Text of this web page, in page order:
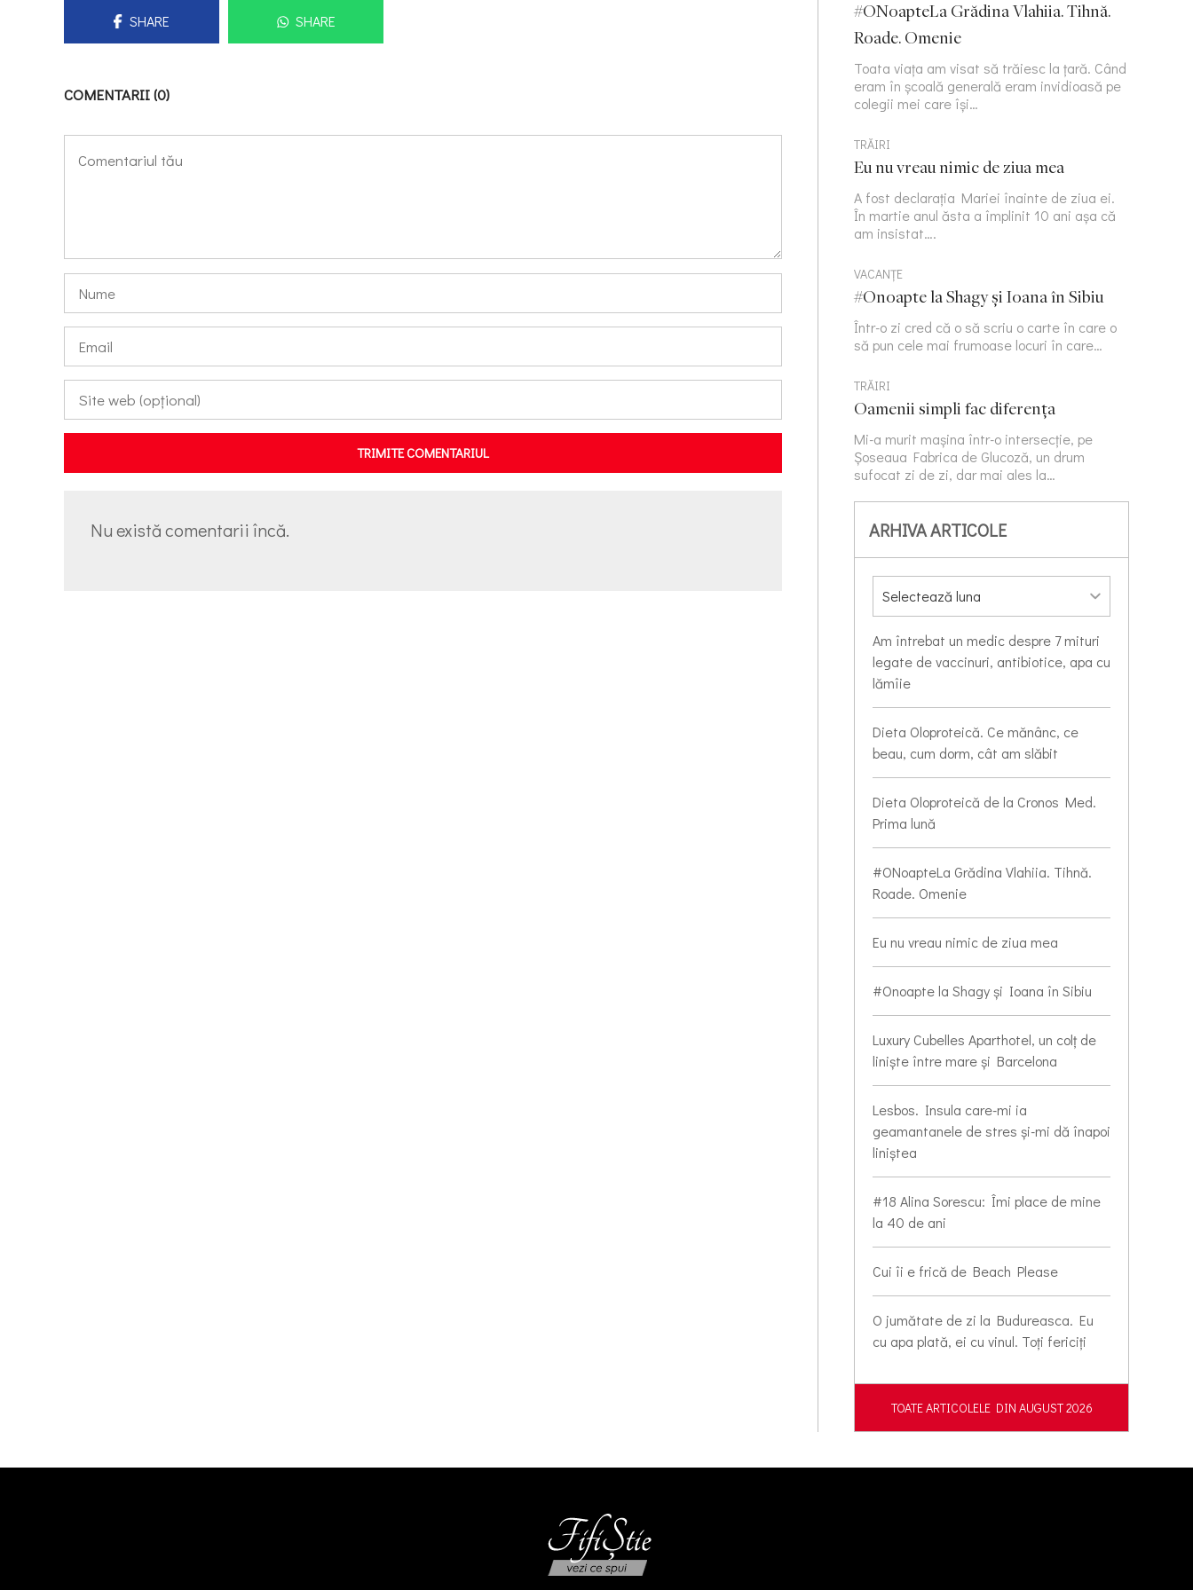
SHARE SHARE
COMENTARII (0)
TRIMITE COMENTARIUL
Nu există comentarii încă.
#ONoapteLa Grădina Vlahiia. Tihnă.
Roade. Omenie
Toata viața am visat să trăiesc la țară. Când
eram în școală generală eram invidioasă pe
colegii mei care își…
TRĂIRI
Eu nu vreau nimic de ziua mea
A fost declarația Mariei înainte de ziua ei.
În martie anul ăsta a împlinit 10 ani așa că
am insistat….
VACANȚE
#Onoapte la Shagy și Ioana în Sibiu
Într-o zi cred că o să scriu o carte în care o
să pun cele mai frumoase locuri în care…
TRĂIRI
Oamenii simpli fac diferența
Mi-a murit mașina într-o intersecție, pe
Șoseaua Fabrica de Glucoză, un drum
sufocat zi de zi, dar mai ales la…
ARHIVA ARTICOLE
Am întrebat un medic despre 7 mituri
legate de vaccinuri, antibiotice, apa cu
lămîie
Dieta Oloproteică. Ce mănânc, ce
beau, cum dorm, cât am slăbit
Dieta Oloproteică de la Cronos Med.
Prima lună
#ONoapteLa Grădina Vlahiia. Tihnă.
Roade. Omenie
Eu nu vreau nimic de ziua mea
#Onoapte la Shagy și Ioana în Sibiu
Luxury Cubelles Aparthotel, un colț de
liniște între mare și Barcelona
Lesbos. Insula care-mi ia
geamantanele de stres și-mi dă înapoi
liniștea
#18 Alina Sorescu: Îmi place de mine
la 40 de ani
Cui îi e frică de Beach Please
O jumătate de zi la Budureasca. Eu
cu apa plată, ei cu vinul. Toți fericiți
TOATE ARTICOLELE DIN AUGUST 2026